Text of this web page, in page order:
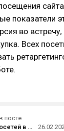
показатели
во
Всех
посте
Применение нейросетей в контекстной рекламе регионального автодилера